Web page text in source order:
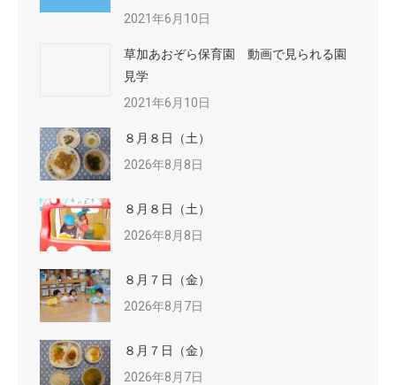
2021年6月10日
草加あおぞら保育園 動画で見られる園
見学
2021年6月10日
８月８日（土）
2026年8月8日
８月８日（土）
2026年8月8日
８月７日（金）
2026年8月7日
８月７日（金）
2026年8月7日